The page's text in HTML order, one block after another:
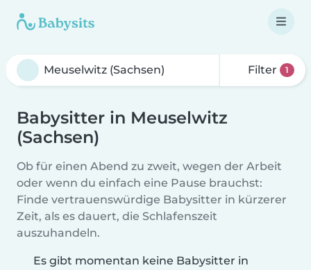
Filter 1
Babysitter in Meuselwitz
(Sachsen)
Ob für einen Abend zu zweit, wegen der Arbeit
oder wenn du einfach eine Pause brauchst:
Finde vertrauenswürdige Babysitter in kürzerer
Zeit, als es dauert, die Schlafenszeit
auszuhandeln.
Es gibt momentan keine Babysitter in